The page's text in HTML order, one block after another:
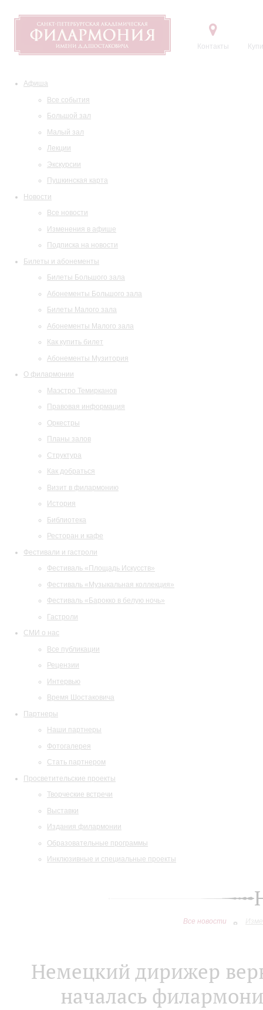
Контакты
Афиша
Все события
Большой зал
Малый зал
Лекции
Экскурсии
Пушкинская карта
Новости
Все новости
Изменения в афише
Подписка на новости
Билеты и абонементы
Билеты Большого зала
Абонементы Большого зала
Билеты Малого зала
Абонементы Малого зала
Как купить билет
Абонементы Музитория
О филармонии
Маэстро Темирканов
Правовая информация
Оркестры
Планы залов
Структура
Как добраться
Визит в филармонию
История
Библиотека
Ресторан и кафе
Фестивали и гастроли
Фестиваль «Площадь Искусств»
Фестиваль «Музыкальная коллекция»
Фестиваль «Барокко в белую ночь»
Гастроли
СМИ о нас
Все публикации
Рецензии
Интервью
Время Шостаковича
Партнеры
Наши партнеры
Фотогалерея
Стать партнером
Просветительские проекты
Творческие встречи
Выставки
Издания филармонии
Образовательные программы
Инклюзивные и специальные проекты
Все новости
Немецкий дирижер
началась